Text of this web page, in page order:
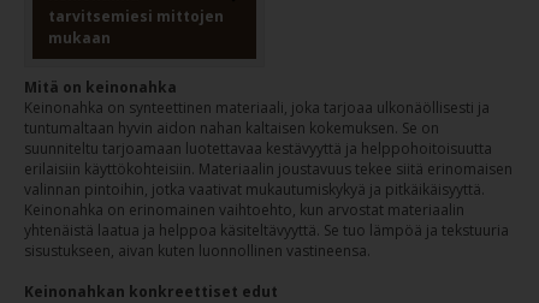
tarvitsemiesi mittojen
mukaan
Mitä on keinonahka
Keinonahka on synteettinen materiaali, joka tarjoaa ulkonäöllisesti ja
tuntumaltaan hyvin aidon nahan kaltaisen kokemuksen. Se on
suunniteltu tarjoamaan luotettavaa kestävyyttä ja helppohoitoisuutta
erilaisiin käyttökohteisiin. Materiaalin joustavuus tekee siitä erinomaisen
valinnan pintoihin, jotka vaativat mukautumiskykyä ja pitkäikäisyyttä.
Keinonahka on erinomainen vaihtoehto, kun arvostat materiaalin
yhtenäistä laatua ja helppoa käsiteltävyyttä. Se tuo lämpöä ja tekstuuria
sisustukseen, aivan kuten luonnollinen vastineensa.
Keinonahkan konkreettiset edut